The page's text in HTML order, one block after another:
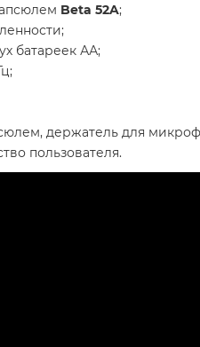
Beta 52A;
батареек АА;
держатель для
пользователя.